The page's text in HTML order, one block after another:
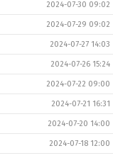
2024-07-30 09:02
2024-07-29 09:02
2024-07-27 14:03
2024-07-26 15:24
2024-07-22 09:00
2024-07-21 16:31
2024-07-20 14:00
2024-07-18 12:00